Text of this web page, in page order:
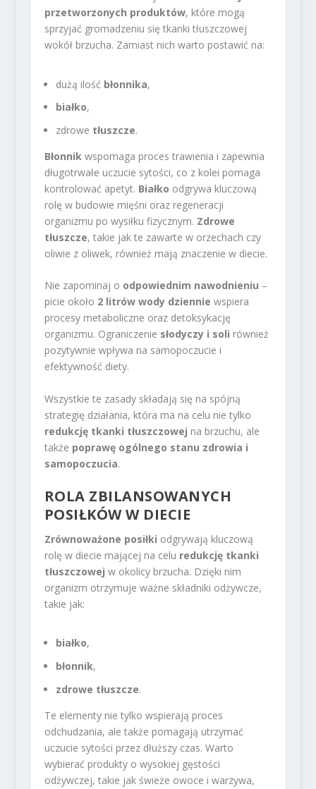
przetworzonych produktów, które mogą
sprzyjać gromadzeniu się tkanki tłuszczowej
wokół brzucha. Zamiast nich warto postawić na:
dużą ilość błonnika,
białko,
zdrowe tłuszcze.
Błonnikwspomaga proces trawienia i zapewnia
długotrwałe uczucie sytości, co z kolei pomaga
kontrolować apetyt. Białko odgrywa kluczową
rolę w budowie mięśni oraz regeneracji
organizmu po wysiłku fizycznym. Zdrowe
tłuszcze, takie jak te zawarte w orzechach czy
oliwie z oliwek, również mają znaczenie w diecie.
Nie zapominaj o odpowiednim nawodnieniu –
picie około 2 litrów wody dziennie wspiera
procesy metaboliczne oraz detoksykację
organizmu. Ograniczenie słodyczy i soli również
pozytywnie wpływa na samopoczucie i
efektywność diety.
Wszystkie te zasady składają się na spójną
strategię działania, która ma na celu nie tylko
redukcję tkanki tłuszczowej na brzuchu, ale
także poprawę ogólnego stanu zdrowia i
samopoczucia.
ROLA ZBILANSOWANYCH
POSIŁKÓW W DIECIE
Zrównoważone posiłki odgrywają kluczową
rolę w diecie mającej na celu redukcję tkanki
tłuszczowej w okolicy brzucha. Dzięki nim
organizm otrzymuje ważne składniki odżywcze,
takie jak:
białko,
błonnik,
zdrowe tłuszcze.
Te elementy nie tylko wspierają proces
odchudzania, ale także pomagają utrzymać
uczucie sytości przez dłuższy czas. Warto
wybierać produkty o wysokiej gęstości
odżywczej, takie jak świeże owoce i warzywa,